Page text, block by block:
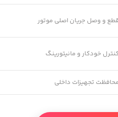
قطع و وصل جریان اصلی موتور
کنترل خودکار و مانیتورینگ
محافظت تجهیزات داخلی